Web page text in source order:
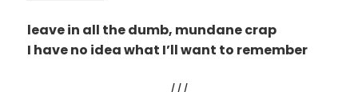
leave in all the dumb, mundane crap
I have no idea what I’ll want to remember